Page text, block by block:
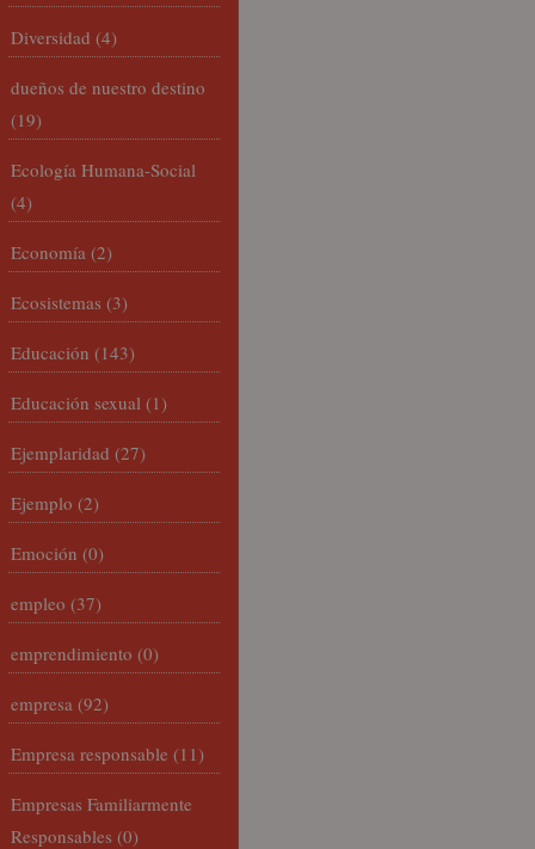
Diversidad (4)
dueños de nuestro destino
(19)
Ecología Humana-Social
(4)
Economía (2)
Ecosistemas (3)
Educación (143)
Educación sexual (1)
Ejemplaridad (27)
Ejemplo (2)
Emoción (0)
empleo (37)
emprendimiento (0)
empresa (92)
Empresa responsable (11)
Empresas Familiarmente
Responsables (0)